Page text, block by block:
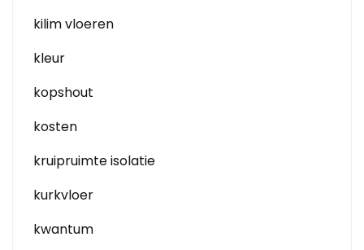
kilim vloeren
kleur
kopshout
kosten
kruipruimte isolatie
kurkvloer
kwantum